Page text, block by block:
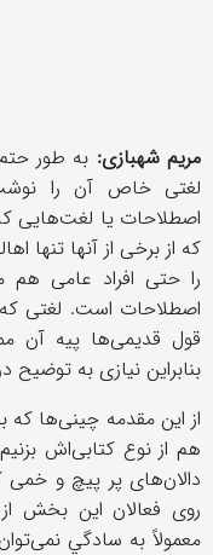
مریم شهبازی: به طور
لغتی خاص آن را
اصطلاحات یا لغت‌هایی
که از برخی از آنها تنها
را حتی افراد عامی
اصطلاحات است. لغتی
قول قدیمی‌ها پیه آن
بنابراین نیازی به توضیح
از این مقدمه چینی‌ها که
هم از نوع کتابی‌اش
دالان‌های پر پیچ و
روی فعالان این بخش
معمولاً به سادگي